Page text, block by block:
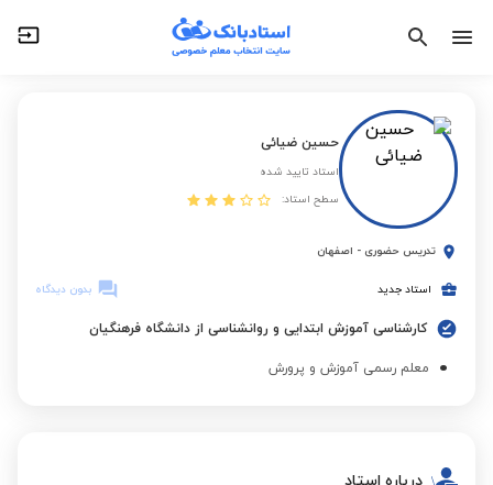
حسین ضیائی
استاد تایید شده
سطح استاد:
تدریس حضوری - اصفهان
استاد جدید بدون دیدگاه
کارشناسی آموزش ابتدایی و روانشناسی از دانشگاه فرهنگیان
معلم رسمی آموزش و پرورش
درباره استاد